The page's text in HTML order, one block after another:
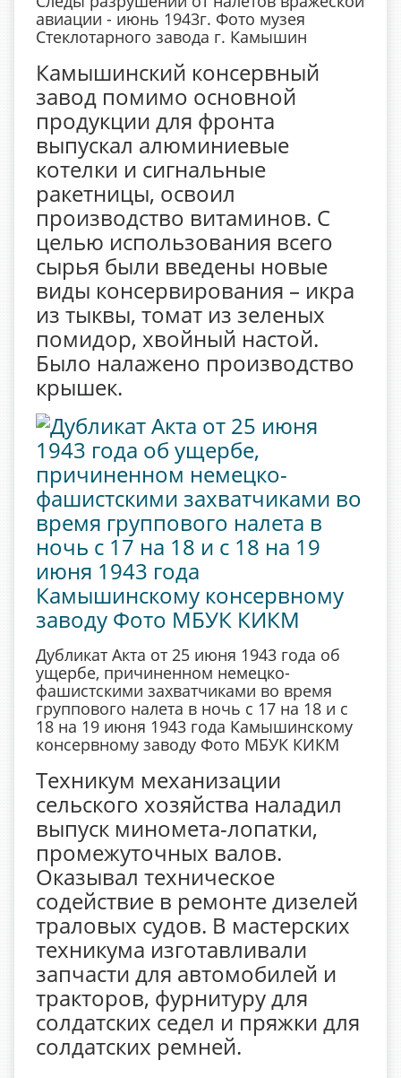
авиации - июнь 1943г. Фото музея
Стеклотарного завода г. Камышин
Камышинский консервный
завод помимо основной
продукции для фронта
выпускал алюминиевые
котелки и сигнальные
ракетницы, освоил
производство витаминов. С
целью использования всего
сырья были введены новые
виды консервирования – икра
из тыквы, томат из зеленых
помидор, хвойный настой.
Было налажено производство
крышек.
Дубликат Акта от 25 июня 1943 года об
ущербе, причиненном немецко-
фашистскими захватчиками во время
группового налета в ночь с 17 на 18 и с
18 на 19 июня 1943 года Камышинскому
консервному заводу Фото МБУК КИКМ
Техникум механизации
сельского хозяйства наладил
выпуск миномета-лопатки,
промежуточных валов.
Оказывал техническое
содействие в ремонте дизелей
траловых судов. В мастерских
техникума изготавливали
запчасти для автомобилей и
тракторов, фурнитуру для
солдатских седел и пряжки для
солдатских ремней.